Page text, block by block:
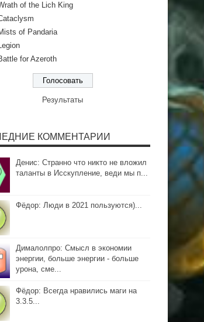
of the Lich King
of Pandaria
for Azeroth
Результаты
КОММЕНТАРИИ
Денис: Странно что никто не вложил
таланты в Исскупление, веди мы п...
Фёдор: Люди в 2021 пользуются)...
Дималолпро: Смысл в экономии
энергии, больше энергии - больше
урона, сме...
Фёдор: Всегда нравились маги на
3.3.5...